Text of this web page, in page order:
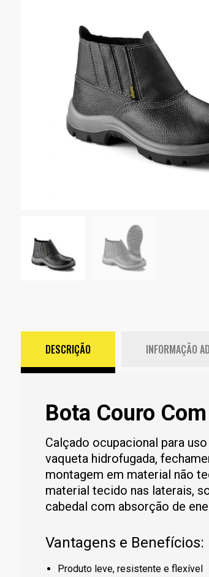
DESCRIÇÃO INFORMAÇÃO
Bota Couro
Calçado ocupacional para
vaqueta hidrofugada,
montagem em material não
material tecido nas laterais,
cabedal com absorção de
Vantagens e Benefícios:
Produto leve, resistente e flexível